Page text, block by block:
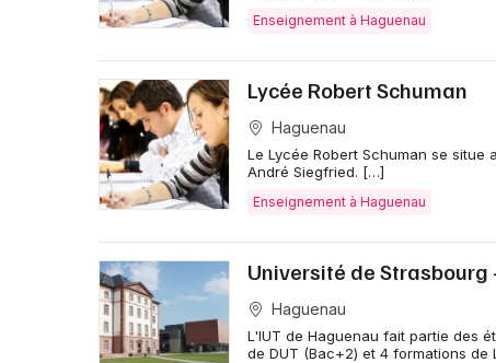
Enseignement à Haguenau
Lycée Robert Schuman
Haguenau
Le Lycée Robert Schuman se
André Siegfried. […]
Enseignement à Haguenau
Université de Strasbourg
Haguenau
L'IUT de Haguenau fait partie des
de DUT (Bac+2) et 4 formations